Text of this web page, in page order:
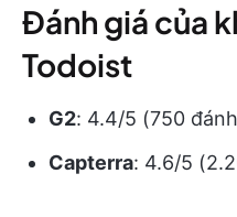
Đánh giá của
Todoist
G2: 4.4/5 (750
Capterra: 4.6/5